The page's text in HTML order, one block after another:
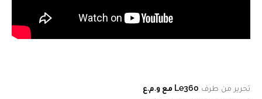
تحرير من طرف Le360 مع و.م.ع